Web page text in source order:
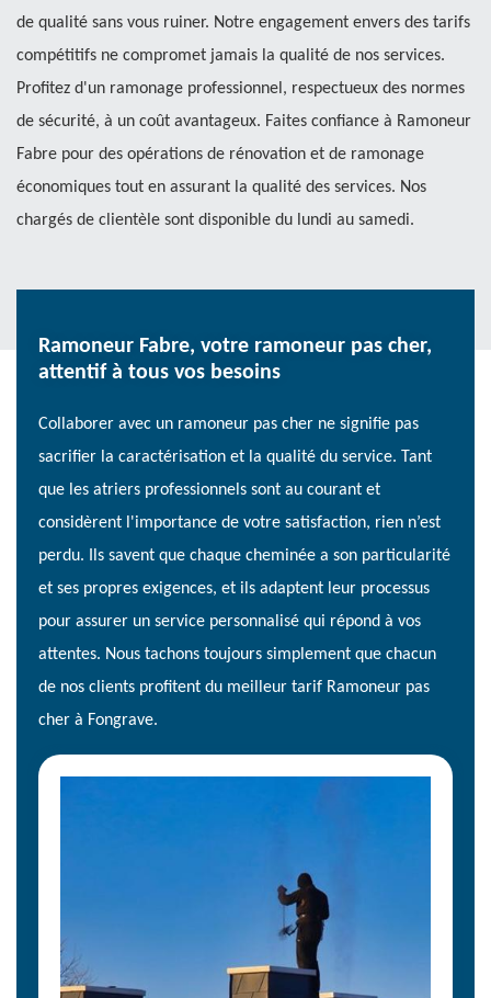
de qualité sans vous ruiner. Notre engagement envers des tarifs
compétitifs ne compromet jamais la qualité de nos services.
Profitez d'un ramonage professionnel, respectueux des normes
de sécurité, à un coût avantageux. Faites confiance à Ramoneur
Fabre pour des opérations de rénovation et de ramonage
économiques tout en assurant la qualité des services. Nos
chargés de clientèle sont disponible du lundi au samedi.
Ramoneur Fabre, votre ramoneur pas cher,
attentif à tous vos besoins
Collaborer avec un ramoneur pas cher ne signifie pas
sacrifier la caractérisation et la qualité du service. Tant
que les atriers professionnels sont au courant et
considèrent l'importance de votre satisfaction, rien n’est
perdu. Ils savent que chaque cheminée a son particularité
et ses propres exigences, et ils adaptent leur processus
pour assurer un service personnalisé qui répond à vos
attentes. Nous tachons toujours simplement que chacun
de nos clients profitent du meilleur tarif Ramoneur pas
cher à Fongrave.